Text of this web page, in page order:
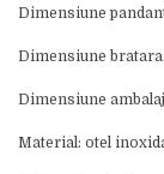
Dimensiune
Dimensiune
Dimensiune
Material: otel